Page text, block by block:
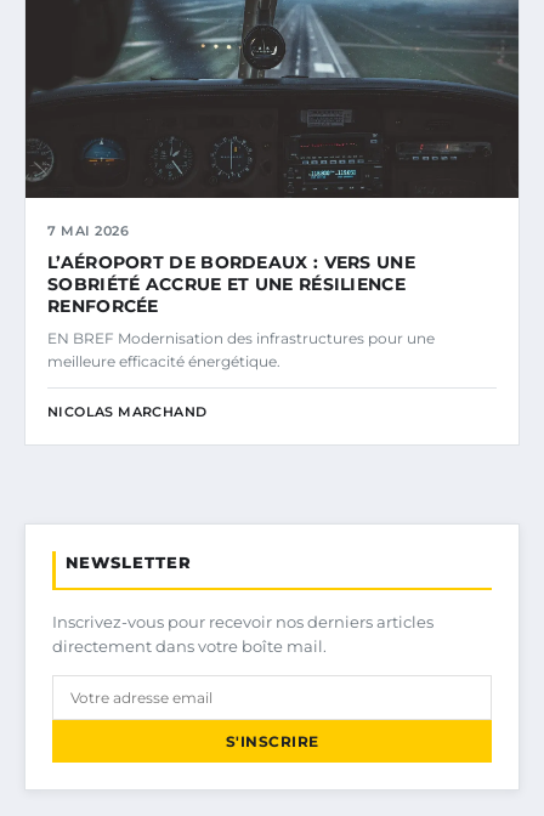
7 MAI 2026
L’AÉROPORT DE BORDEAUX : VERS UNE
SOBRIÉTÉ ACCRUE ET UNE RÉSILIENCE
RENFORCÉE
EN BREF Modernisation des infrastructures pour une
meilleure efficacité énergétique.
NICOLAS MARCHAND
NEWSLETTER
Inscrivez-vous pour recevoir nos derniers articles
directement dans votre boîte mail.
S'INSCRIRE